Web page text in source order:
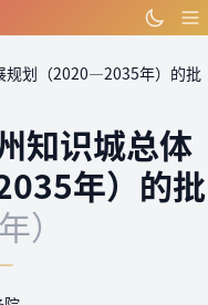
规划（2020—2035年）的批
知识城总体
年）的批
）